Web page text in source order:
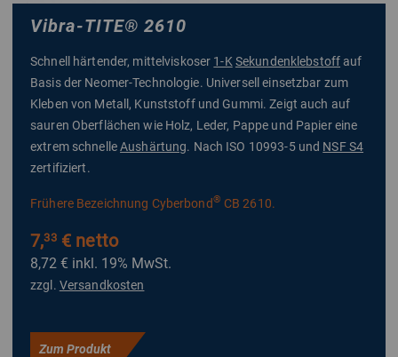
Vibra-TITE® 2610
Schnell härtender, mittelviskoser 1-K Sekundenklebstoffauf
Basis der Neomer-Technologie. Universell einsetzbar zum
Kleben von Metall, Kunststoff und Gummi. Zeigt auch auf
sauren Oberflächen wie Holz, Leder, Pappe und Papier eine
extrem schnelleAushärtung. Nach ISO 10993-5 und NSF S4
zertifiziert.
Frühere Bezeichnung Cyberbond® CB 2610.
7,33€ netto
8,72 € inkl. 19% MwSt.
zzgl. Versandkosten
Zum Produkt